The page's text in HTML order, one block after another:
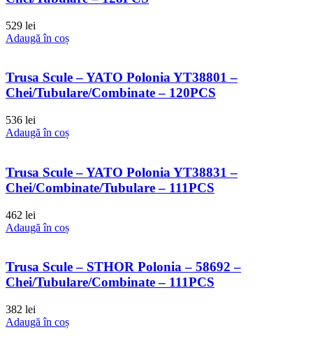
529 lei
Adaugă în coș
Trusa Scule – YATO Polonia YT38801 –
Chei/Tubulare/Combinate – 120PCS
536 lei
Adaugă în coș
Trusa Scule – YATO Polonia YT38831 –
Chei/Combinate/Tubulare – 111PCS
462 lei
Adaugă în coș
Trusa Scule – STHOR Polonia – 58692 –
Chei/Tubulare/Combinate – 111PCS
382 lei
Adaugă în coș